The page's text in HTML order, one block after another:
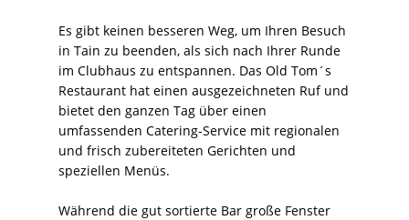
Es gibt keinen besseren Weg, um Ihren Besuch
in Tain zu beenden, als sich nach Ihrer Runde
im Clubhaus zu entspannen. Das Old Tom´s
Restaurant hat einen ausgezeichneten Ruf und
bietet den ganzen Tag über einen
umfassenden Catering-Service mit regionalen
und frisch zubereiteten Gerichten und
speziellen Menüs.
Während die gut sortierte Bar große Fenster